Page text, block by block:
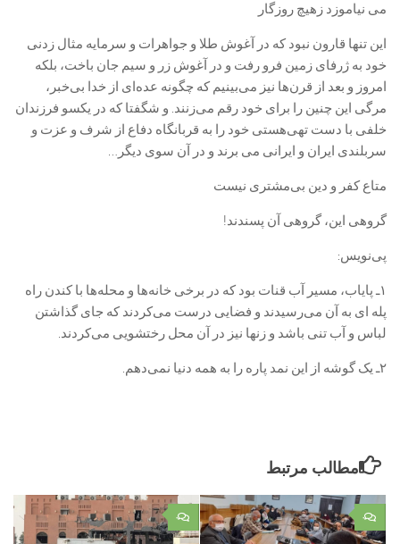
می نیاموزد زهیچ روزگار
این تنها قارون نبود که در آغوش طلا و جواهرات و سرمایه مثال زدنی
خود به ژرفای زمین فرو رفت و در آغوش زر و سیم جان باخت، بلکه
امروز و بعد از قرن‌ها نیز می‌بینیم که چگونه عده‌ای از خدا بی‌خبر،
مرگی این چنین را برای خود رقم می‌زنند. و شگفتا که در یکسو فرزندان
خلفی با دست تهی‌هستی خود را به قربانگاه دفاع از شرف و عزت و
سربلندی ایران و ایرانی می برند و در آن سوی دیگر…‏
متاع کفر و دین بی‌مشتری نیست
گروهی این، گروهی آن پسندند!
پی‌نویس:
۱ـ پایاب، مسیر آب قنات بود که در برخی خانه‌ها و محله‌ها با کندن راه
پله ای به آن می‌رسیدند و فضایی درست می‌کردند که جای گذاشتن
لباس و آب تنی باشد و زنها نیز در آن محل رختشویی می‌کردند.
مطالب مرتبط
۰ ۰